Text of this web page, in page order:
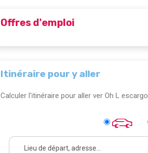
Offres d'emploi
Itinéraire pour y aller
Calculer l'itinéraire pour aller ver Oh L